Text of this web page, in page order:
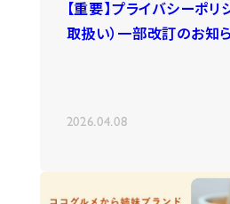
【重要】プライバシーポ
取扱い）一部改訂のお知
2026.04.08